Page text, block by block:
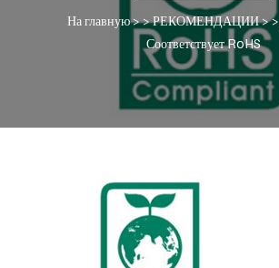
На главную> >РЕКОМЕНДАЦИИ> >
Соответствует RoHS